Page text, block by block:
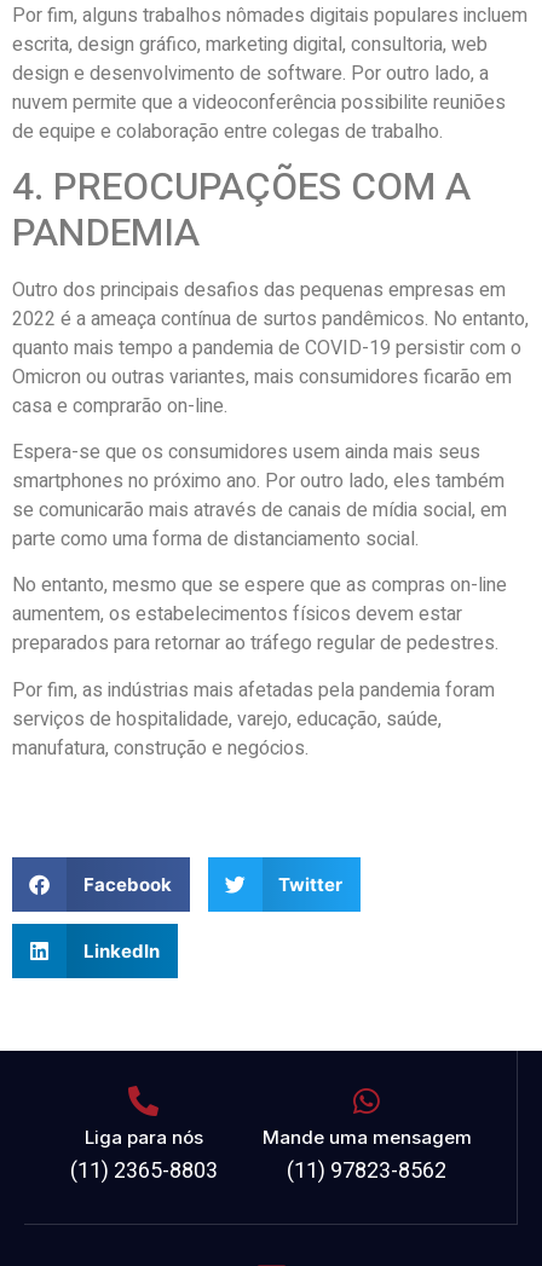
Por fim, alguns trabalhos nômades digitais populares incluem
escrita, design gráfico, marketing digital, consultoria, web
design e desenvolvimento de software. Por outro lado, a
nuvem permite que a videoconferência possibilite reuniões
de equipe e colaboração entre colegas de trabalho.
4. PREOCUPAÇÕES COM A
PANDEMIA
Outro dos principais desafios das pequenas empresas em
2022 é a ameaça contínua de surtos pandêmicos. No entanto,
quanto mais tempo a pandemia de COVID-19 persistir com o
Omicron ou outras variantes, mais consumidores ficarão em
casa e comprarão on-line.
Espera-se que os consumidores usem ainda mais seus
smartphones no próximo ano. Por outro lado, eles também
se comunicarão mais através de canais de mídia social, em
parte como uma forma de distanciamento social.
No entanto, mesmo que se espere que as compras on-line
aumentem, os estabelecimentos físicos devem estar
preparados para retornar ao tráfego regular de pedestres.
Por fim, as indústrias mais afetadas pela pandemia foram
serviços de hospitalidade, varejo, educação, saúde,
manufatura, construção e negócios.
Facebook Twitter
LinkedIn
Liga para nós
(11) 2365-8803
Mande uma mensagem
(11) 97823-8562